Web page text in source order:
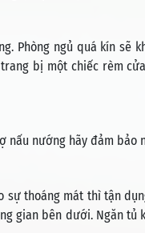
Phòng ngủ quá kín sẽ
bị một chiếc rèm
nấu nướng hãy đảm bảo
sự thoáng mát thì tận
gian bên dưới. Ngăn tủ